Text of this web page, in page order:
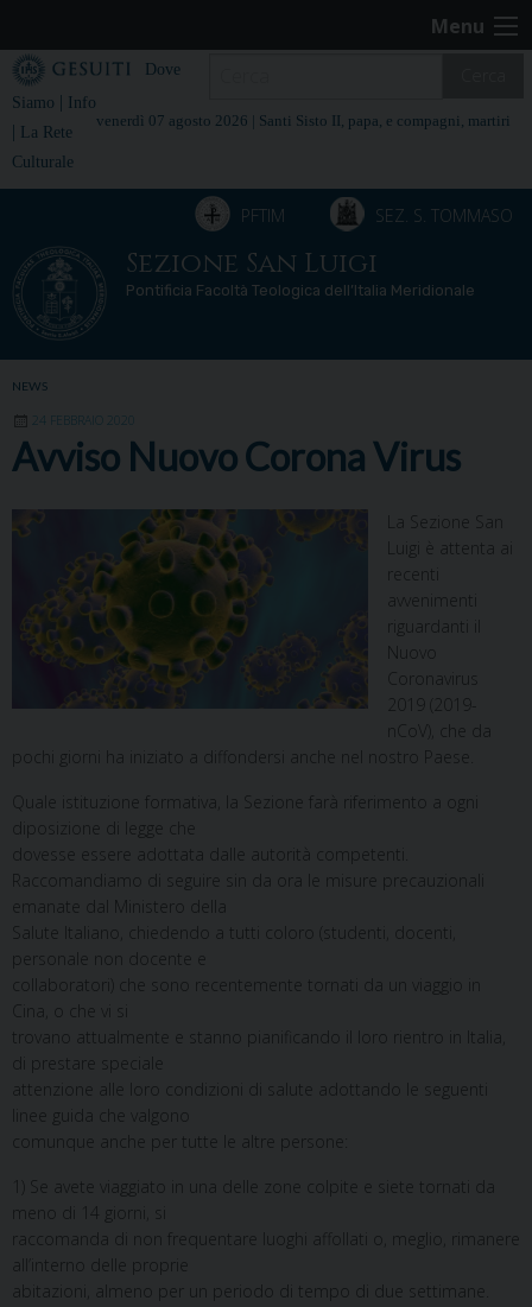
content
Menu
venerdì 07 agosto 2026 | Santi Sisto II, papa, e compagni, martiri
Dove
Siamo | Info
|
La Rete
Culturale
SEZ. S. TOMMASO
PFTIM
Sezione San Luigi
Pontificia Facoltà Teologica dell’Italia Meridionale
NEWS
24 FEBBRAIO 2020
Avviso Nuovo Corona Virus
La Sezione San
Luigi è attenta ai
recenti
avvenimenti
riguardanti il
Nuovo
Coronavirus
2019 (2019-
nCoV), che da
pochi giorni ha iniziato a diffondersi anche nel nostro Paese.
Quale istituzione formativa, la Sezione farà riferimento a ogni
diposizione di legge che
dovesse essere adottata dalle autorità competenti.
Raccomandiamo di seguire sin da ora le misure precauzionali
emanate dal Ministero della
Salute Italiano, chiedendo a tutti coloro (studenti, docenti,
personale non docente e
collaboratori) che sono recentemente tornati da un viaggio in
Cina, o che vi si
trovano attualmente e stanno pianificando il loro rientro in Italia,
di prestare speciale
attenzione alle loro condizioni di salute adottando le seguenti
linee guida che valgono
comunque anche per tutte le altre persone:
1) Se avete viaggiato in una delle zone colpite e siete tornati da
meno di 14 giorni, si
raccomanda di non frequentare luoghi affollati o, meglio, rimanere
all’interno delle proprie
abitazioni, almeno per un periodo di tempo di due settimane.